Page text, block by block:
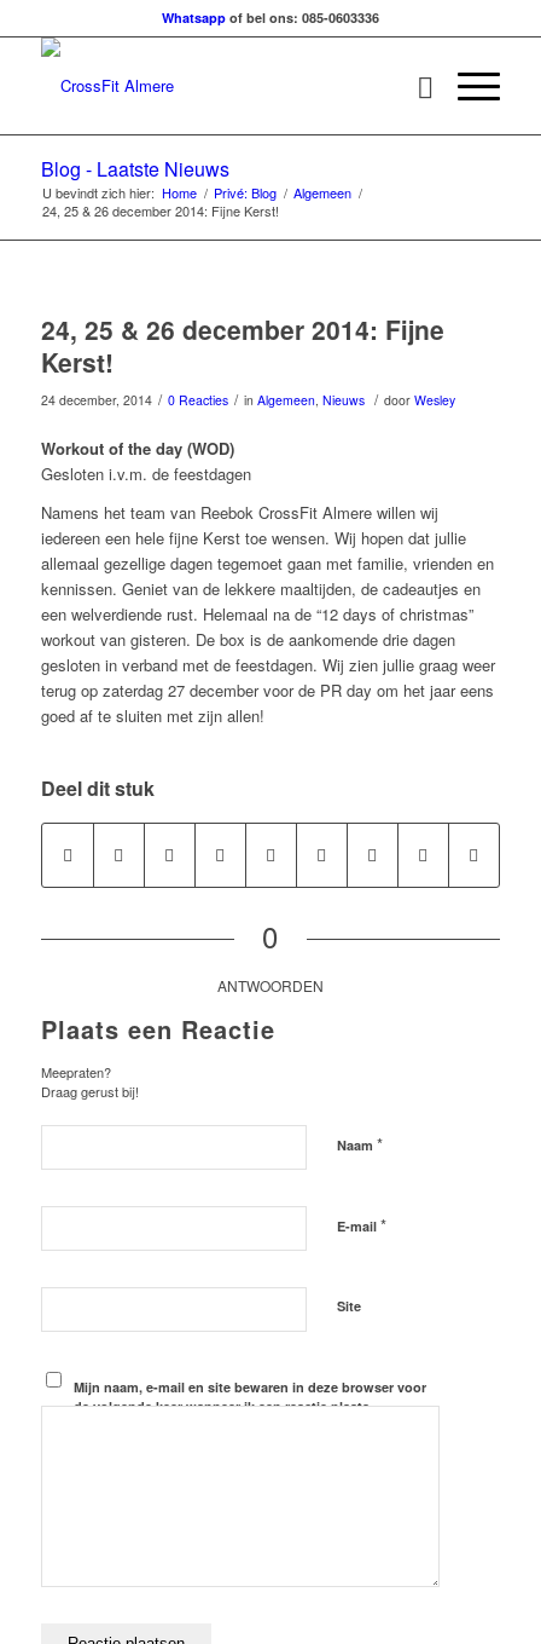
Whatsappof bel ons: 085-0603336
Blog - Laatste Nieuws
U bevindt zich hier: Home / Privé: Blog / Algemeen /
24, 25 & 26 december 2014: Fijne Kerst!
24, 25 & 26 december 2014: Fijne
Kerst!
24 december, 2014 / 0 Reacties / in Algemeen, Nieuws / door Wesley
Workout of the day (WOD)
Gesloten i.v.m. de feestdagen
Namens het team van Reebok CrossFit Almere willen wij
iedereen een hele fijne Kerst toe wensen. Wij hopen dat jullie
allemaal gezellige dagen tegemoet gaan met familie, vrienden en
kennissen. Geniet van de lekkere maaltijden, de cadeautjes en
een welverdiende rust. Helemaal na de “12 days of christmas”
workout van gisteren. De box is de aankomende drie dagen
gesloten in verband met de feestdagen. Wij zien jullie graag weer
terug op zaterdag 27 december voor de PR day om het jaar eens
goed af te sluiten met zijn allen!
Deel dit stuk
0
ANTWOORDEN
Plaats een Reactie
Meepraten?
Draag gerust bij!
Naam *
E-mail *
Site
Mijn naam, e-mail en site bewaren in deze browser voor
de volgende keer wanneer ik een reactie plaats.